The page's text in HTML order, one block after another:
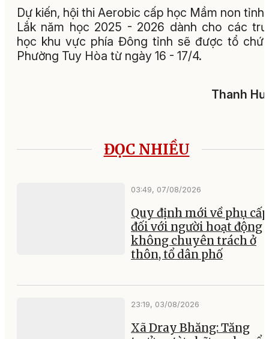
Dự kiến, hội thi Aerobic cấp học Mầm non tỉnh
Lắk năm học 2025 - 2026 dành cho các
học khu vực phía Đông tỉnh sẽ được tổ
Phường Tuy Hòa từ ngày 16 - 17/4.
Thanh
ĐỌC NHIỀU
03:49, 07/08/2026
Quy định mới về phụ cấp
đối với người hoạt động
không chuyên trách ở
thôn, tổ dân phố
23:19, 03/08/2026
Xã Dray Bhăng: Tăng